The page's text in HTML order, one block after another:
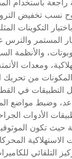
راجعة باستخدام
التكوينات
المستمر
والأنظمة
ومعدات
من تحريك
في
وضبط مواضع
الأدوات
تكون الموثوقية
الاستهلاكية
التلقائي